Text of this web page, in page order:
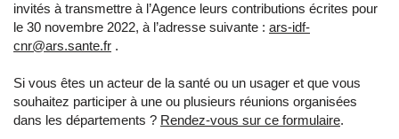
invités à transmettre à l’Agence leurs contributions écrites pour
le 30 novembre 2022, à l’adresse suivante : ars-idf-
cnr@ars.sante.fr .
Si vous êtes un acteur de la santé ou un usager et que vous
souhaitez participer à une ou plusieurs réunions organisées
dans les départements ? Rendez-vous sur ce formulaire.